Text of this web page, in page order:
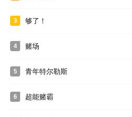
泰 饰），因为合伙经营的防空洞改造的火锅
海媛（郑恩彩 饰），她的妈妈即将移民加
3 够了！
4 赌场
5 青年特尔勒斯
6 超能赌霸